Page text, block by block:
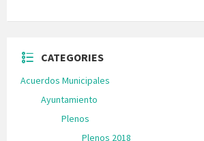
CATEGORIES
Acuerdos Municipales
Ayuntamiento
Plenos
Plenos 2018